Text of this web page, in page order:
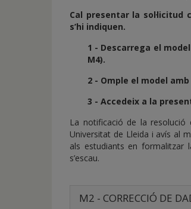
Cal presentar la sol·licitud
s’hi indiquen.
1 - Descarrega el
M4).
2 - Omple el model
3 - Accedeix a la
La notificació de la resolució
Universitat de Lleida i avís al
als estudiants en formalitzar
s’escau.
M2 - CORRECCIÓ DE